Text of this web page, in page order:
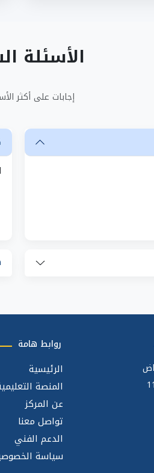
الأسئلة
إجابات على أكثر
روابط هامة
الرئيسية
المنصة
عن المركز
تواصل معنا
الدعم الفني
سياسة